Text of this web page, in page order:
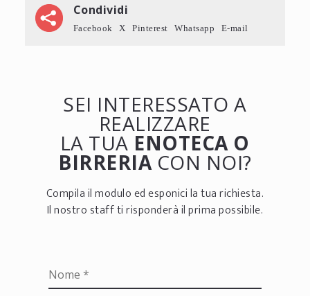
Condividi
Facebook X Pinterest Whatsapp E-mail
SEI INTERESSATO A
REALIZZARE
LA TUA ENOTECA O
BIRRERIACON NOI?
Compila il modulo ed esponici la tua richiesta.
Il nostro staff ti risponderà il prima possibile.